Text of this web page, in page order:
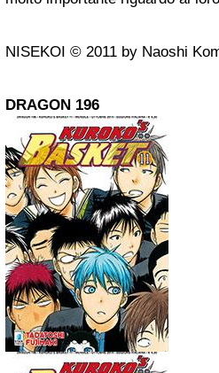
NISEKOI © 2011 by Naoshi
DRAGON 196